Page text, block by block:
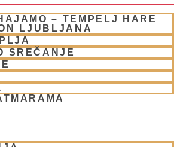
– TEMPELJ HARE
LJUBLJANA
SREČANJE
2025 – RETRET SLOVENIA
POHORJE